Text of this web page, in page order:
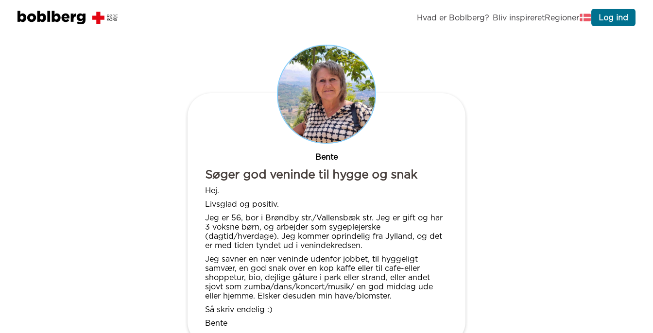
Hvad er Boblberg? Bliv inspireretRegioner Log ind
Bente
Søger god veninde til hygge og snak
Hej.
Livsglad og positiv.
Jeg er 56, bor i Brøndby str./Vallensbæk str. Jeg er gift og har
3 voksne børn, og arbejder som sygeplejerske
(dagtid/hverdage). Jeg kommer oprindelig fra Jylland, og det
er med tiden tyndet ud i venindekredsen.
Jeg savner en nær veninde udenfor jobbet, til hyggeligt
samvær, en god snak over en kop kaffe eller til cafe-eller
shoppetur, bio, dejlige gåture i park eller strand, eller andet
sjovt som zumba/dans/koncert/musik/ en god middag ude
eller hjemme. Elsker desuden min have/blomster.
Så skriv endelig :)
Bente